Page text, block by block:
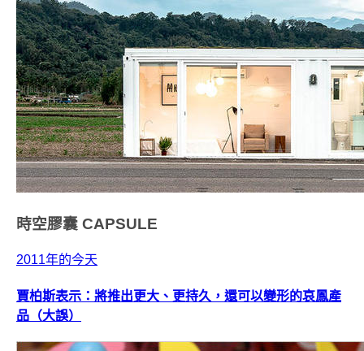
時空膠囊 CAPSULE
2011年的今天
賈柏斯表示：將推出更大、更持久，還可以變形的哀鳳產
品（大誤）